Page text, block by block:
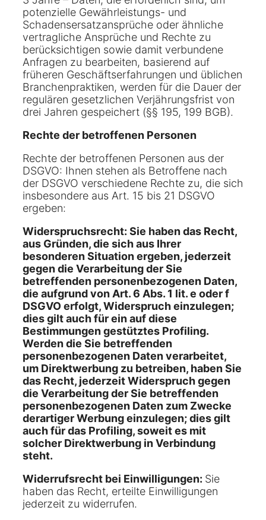
potenzielle Gewährleistungs- und
Schadensersatzansprüche oder ähnliche
vertragliche Ansprüche und Rechte zu
berücksichtigen sowie damit verbundene
Anfragen zu bearbeiten, basierend auf
früheren Geschäftserfahrungen und üblichen
Branchenpraktiken, werden für die Dauer der
regulären gesetzlichen Verjährungsfrist von
drei Jahren gespeichert (§§ 195, 199 BGB).
Rechte der betroffenen Personen
Rechte der betroffenen Personen aus der
DSGVO: Ihnen stehen als Betroffene nach
der DSGVO verschiedene Rechte zu, die sich
insbesondere aus Art. 15 bis 21 DSGVO
ergeben:
Widerspruchsrecht: Sie haben das Recht,
aus Gründen, die sich aus Ihrer
besonderen Situation ergeben, jederzeit
gegen die Verarbeitung der Sie
betreffenden personenbezogenen Daten,
die aufgrund von Art. 6 Abs. 1 lit. e oder f
DSGVO erfolgt, Widerspruch einzulegen;
dies gilt auch für ein auf diese
Bestimmungen gestütztes Profiling.
Werden die Sie betreffenden
personenbezogenen Daten verarbeitet,
um Direktwerbung zu betreiben, haben Sie
das Recht, jederzeit Widerspruch gegen
die Verarbeitung der Sie betreffenden
personenbezogenen Daten zum Zwecke
derartiger Werbung einzulegen; dies gilt
auch für das Profiling, soweit es mit
solcher Direktwerbung in Verbindung
steht.
Widerrufsrecht bei Einwilligungen: Sie
haben das Recht, erteilte Einwilligungen
jederzeit zu widerrufen.